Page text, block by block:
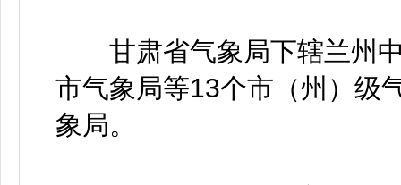
甘肃省气象局下辖兰州中
市气象局等13个市（州）级
象局。